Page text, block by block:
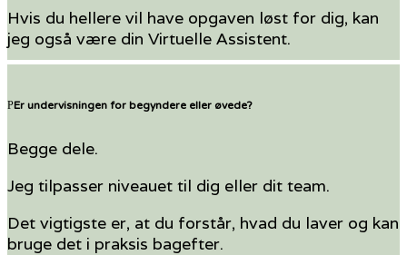
Hvis du hellere vil have opgaven løst for dig, kan
jeg også være din Virtuelle Assistent.
Er undervisningen for begyndere eller øvede?
Begge dele.
Jeg tilpasser niveauet til dig eller dit team.
Det vigtigste er, at du forstår, hvad du laver og kan
bruge det i praksis bagefter.